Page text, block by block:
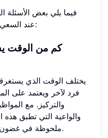
فيما يلي بعض الأسئلة
عند السعي للحصول على خط أكثر أناقة:
كم من الوقت
يختلف الوقت الذي
فرد لآخر ويعتمد على
والتركيز. مع
والواعية التي تطبق هذه
ملحوظة في غضون أسابيع قليلة إلى بضعة أشهر.